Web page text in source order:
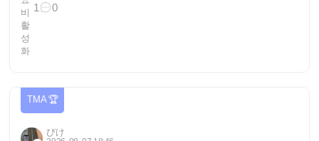
1 0
TMA 🏆
びけ